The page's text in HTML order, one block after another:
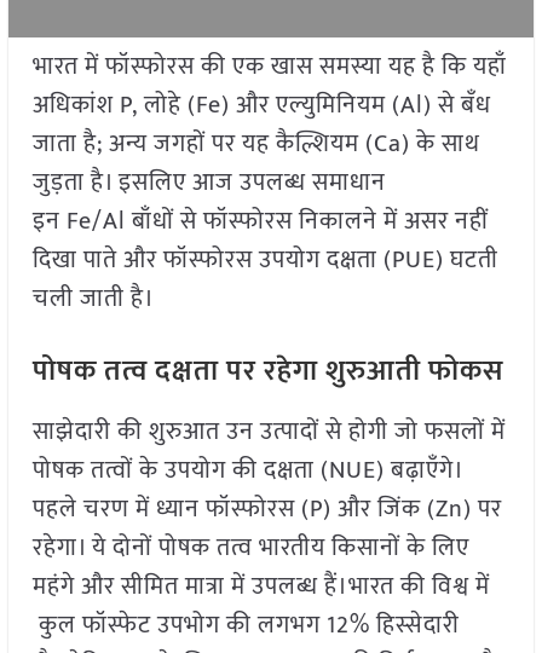
भारत में फॉस्फोरस की एक खास समस्या यह है कि यहाँ
अधिकांश P, लोहे (Fe) और एल्युमिनियम (Al) से बँध
जाता है; अन्य जगहों पर यह कैल्शियम (Ca) के साथ
जुड़ता है। इसलिए आज उपलब्ध समाधान
इन Fe/Al बाँधों से फॉस्फोरस निकालने में असर नहीं
दिखा पाते और फॉस्फोरस उपयोग दक्षता (PUE) घटती
चली जाती है।
पोषक तत्व दक्षता पर रहेगा शुरुआती फोकस
साझेदारी की शुरुआत उन उत्पादों से होगी जो फसलों में
पोषक तत्वों के उपयोग की दक्षता (NUE) बढ़ाएँगे।
पहले चरण में ध्यान फॉस्फोरस (P) और जिंक (Zn) पर
रहेगा। ये दोनों पोषक तत्व भारतीय किसानों के लिए
महंगे और सीमित मात्रा में उपलब्ध हैं।भारत की विश्व में
कुल फॉस्फेट उपभोग की लगभग 12% हिस्सेदारी